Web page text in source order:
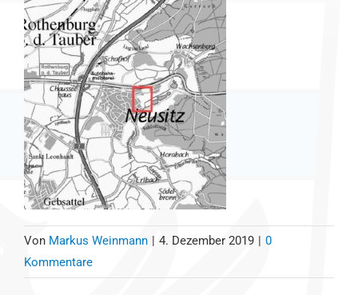
Von Markus Weinmann | 4. Dezember 2019 | 0
Kommentare